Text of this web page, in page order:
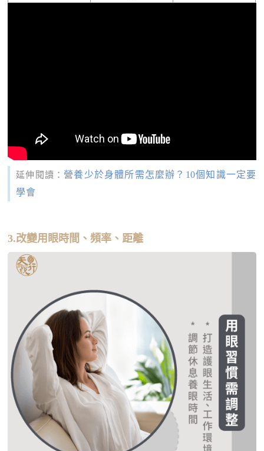
延伸閱讀： 營養少於身體所需怎麼辦？10個知識一定要
學會
3.改變用眼時間、頻率、距離